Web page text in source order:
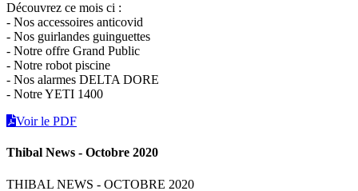
Découvrez ce mois ci :
- Nos accessoires anticovid
- Nos guirlandes guinguettes
- Notre offre Grand Public
- Notre robot piscine
- Nos alarmes DELTA DORE
- Notre YETI 1400
Voir le PDF
Thibal News - Octobre 2020
THIBAL NEWS - OCTOBRE 2020